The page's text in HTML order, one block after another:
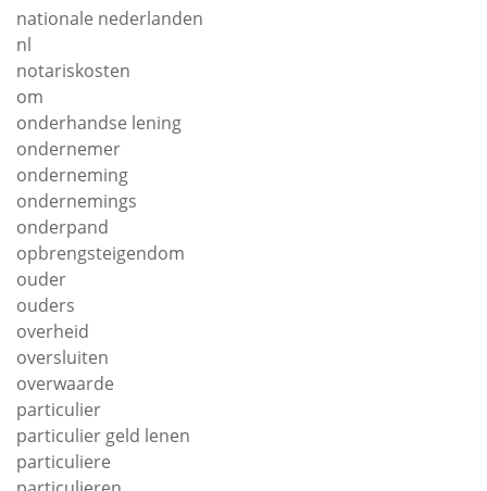
nationale nederlanden
nl
notariskosten
om
onderhandse lening
ondernemer
onderneming
ondernemings
onderpand
opbrengsteigendom
ouder
ouders
overheid
oversluiten
overwaarde
particulier
particulier geld lenen
particuliere